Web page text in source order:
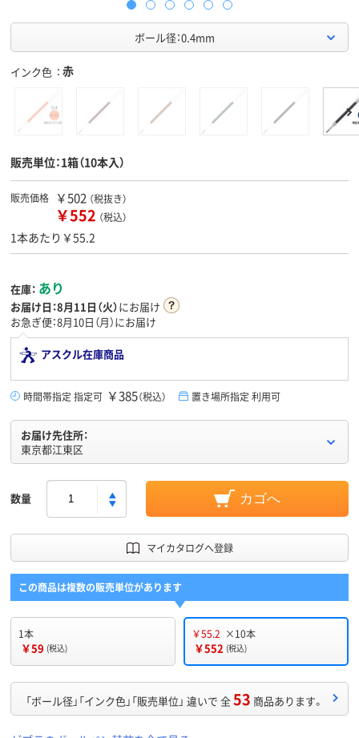
ボール径：0.4mm
インク色 赤
販売単位：1箱（10本入）
販売価格 ￥502 （税抜き）
￥552 （税込）
1本あたり￥55.2
在庫： あり
お届け日：8月11日（火）にお届け
お急ぎ便：8月10日（月）にお届け
アスクル在庫商品
時間帯指定 指定可 ￥385（税込） 置き場所指定 利用可
お届け先住所：
東京都江東区
数量 カゴへ
マイカタログへ登録
この商品は複数の販売単位があります
1本
￥59 (税込)
￥55.2 ×10本
￥552 (税込)
「ボール径」「インク色」「販売単位」 違いで 全53 商品あります。